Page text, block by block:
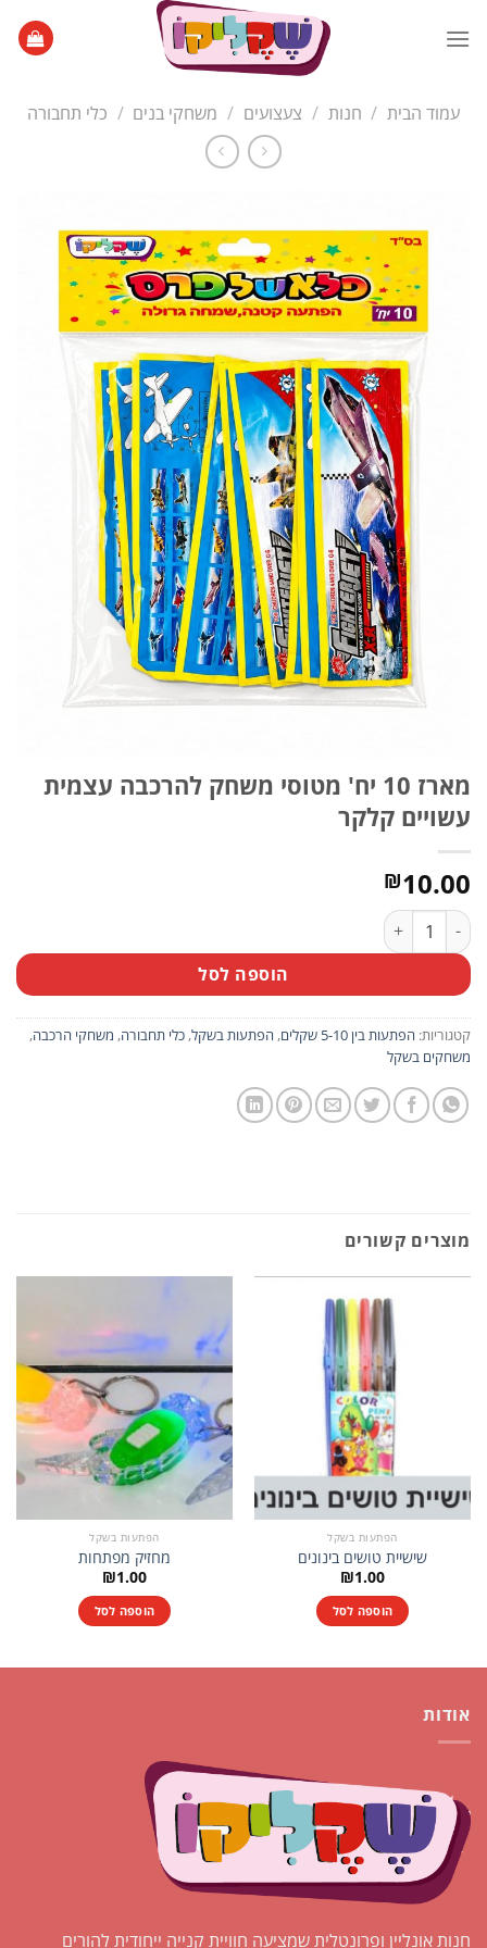
עמוד הבית / חנות / צעצועים / משחקי בנים / כלי תחבורה
מארז 10 יח' מטוסי משחק להרכבה עצמית
עשויים קלקר
₪10.00
כמות של מארז 10 יח' מטוסי משחק להרכבה עצמית עשויים קלקר
הוספה לסל
קטגוריות: הפתעות בין 5-10 שקלים , הפתעות בשקל, כלי תחבורה, משחקי הרכבה,
משחקים בשקל
מוצרים קשורים
הפתעות בשקל
שישיית טושים בינונים
₪1.00
הוספה לסל
הפתעות בשקל
מחזיק מפתחות
₪1.00
הוספה לסל
אודות
חנות אונליין ופרונטלית שמציעה חוויית קנייה ייחודית להורים